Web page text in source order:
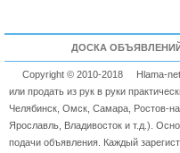
ДОСКА
Copyright © 2010-2018
Hlama-
или продать из рук в руки
Челябинск, Омск, Самара, Ростов-
Ярославль, Владивосток и т.д.).
подачи объявления. Каждый